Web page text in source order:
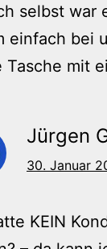
selbst war
einfach bei
Tasche mit
Jürgen
30. Januar
KEIN